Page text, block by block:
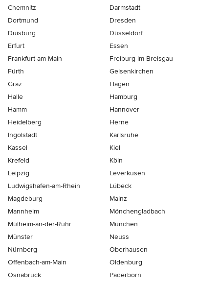
Chemnitz
Darmstadt
Dortmund
Dresden
Duisburg
Düsseldorf
Erfurt
Essen
Frankfurt am Main
Freiburg-im-Breisgau
Fürth
Gelsenkirchen
Graz
Hagen
Halle
Hamburg
Hamm
Hannover
Heidelberg
Herne
Ingolstadt
Karlsruhe
Kassel
Kiel
Krefeld
Köln
Leipzig
Leverkusen
Ludwigshafen-am-Rhein
Lübeck
Magdeburg
Mainz
Mannheim
Mönchen­gladbach
Mülheim-an-der-Ruhr
München
Münster
Neuss
Nürnberg
Oberhausen
Offenbach-am-Main
Oldenburg
Osnabrück
Paderborn